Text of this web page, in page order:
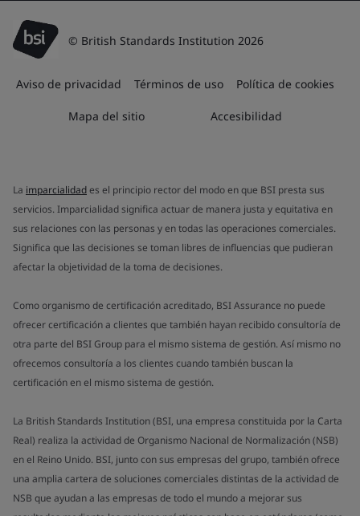
© British Standards Institution 2026
Aviso de privacidad Términos de uso Política de cookies
Mapa del sitio Accesibilidad
La imparcialidades el principio rector del modo en que BSI presta sus
servicios. Imparcialidad significa actuar de manera justa y equitativa en
sus relaciones con las personas y en todas las operaciones comerciales.
Significa que las decisiones se toman libres de influencias que pudieran
afectar la objetividad de la toma de decisiones.
Como organismo de certificación acreditado, BSI Assurance no puede
ofrecer certificación a clientes que también hayan recibido consultoría de
otra parte del BSI Group para el mismo sistema de gestión. Así mismo no
ofrecemos consultoría a los clientes cuando también buscan la
certificación en el mismo sistema de gestión.
La British Standards Institution (BSI, una empresa constituida por la Carta
Real) realiza la actividad de Organismo Nacional de Normalización (NSB)
en el Reino Unido. BSI, junto con sus empresas del grupo, también ofrece
una amplia cartera de soluciones comerciales distintas de la actividad de
NSB que ayudan a las empresas de todo el mundo a mejorar sus